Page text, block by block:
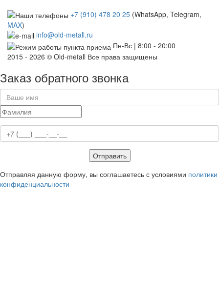
+7 (910) 478 20 25 (WhatsApp, Telegram,
MAX)
info@old-metall.ru
Пн-Вс | 8:00 - 20:00
2015 - 2026 © Old-metall Все права защищены
Заказ обратного звонка
Отправить
Отправляя данную форму, вы соглашаетесь с условиями политики
конфиденциальности